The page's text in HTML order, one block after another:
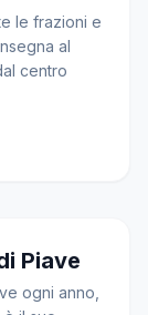
le frazioni e
al
centro
Piave
ogni anno,